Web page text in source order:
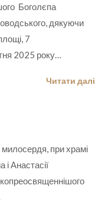
Боголєпа
дякуючи
7
2025 року…
Читати далі
при храмі
Анастасії